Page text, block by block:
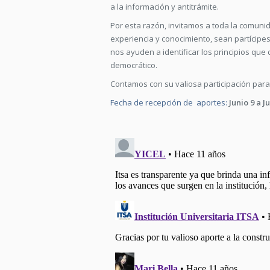
a la información y antitrámite.
Por esta razón, invitamos a toda la
experiencia y conocimiento, sean
nos ayuden a identificar los principios
democrático.
Contamos con su valiosa participación
Fecha de recepción de aportes: Junio 9 a